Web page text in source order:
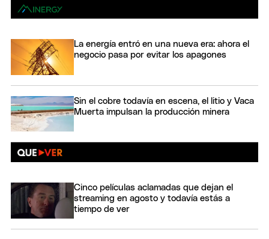
La energía entró en una nueva era: ahora el
negocio pasa por evitar los apagones
Sin el cobre todavía en escena, el litio y Vaca
Muerta impulsan la producción minera
Cinco películas aclamadas que dejan el
streaming en agosto y todavía estás a
tiempo de ver